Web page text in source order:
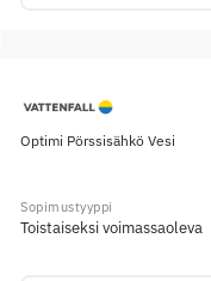
Optimi Pörssisähkö Vesi
Toistaiseksi voimassaoleva